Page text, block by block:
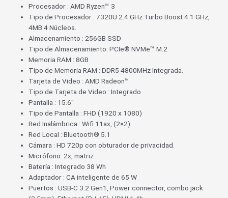
Procesador : AMD Ryzen™ 3
Tipo de Procesador : 7320U 2.4 GHz Turbo Boost 4.1 GHz,
4MB 4 Núcleos.
Almacenamiento : 256GB SSD
Tipo de Almacenamiento: PCIe® NVMe™ M.2
Memoria RAM : 8GB
Tipo de Memoria RAM : DDR5 4800MHz Integrada.
Tarjeta de Video : AMD Radeon™
Tipo de Tarjeta de Video : Integrado
Pantalla : 15.6″
Tipo de Pantalla : FHD (1920 x 1080)
Red Inalámbrica : Wifi 11ax, (2×2)
Red Local : Bluetooth® 5.1
Cámara : HD 720p con obturador de privacidad.
Micrófono: 2x, matriz
Batería : Integrado 38 Wh
Adaptador : CA inteligente de 65 W
Puertos : USB-C 3.2 Gen1, Power connector, combo jack